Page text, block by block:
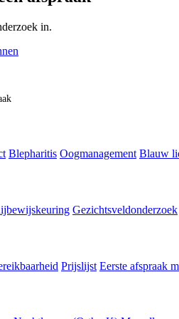
in.
Blepharitis Oogmanagement Blauw
Gezichtsveldonderzoek
Prijslijst Eerste afspraak